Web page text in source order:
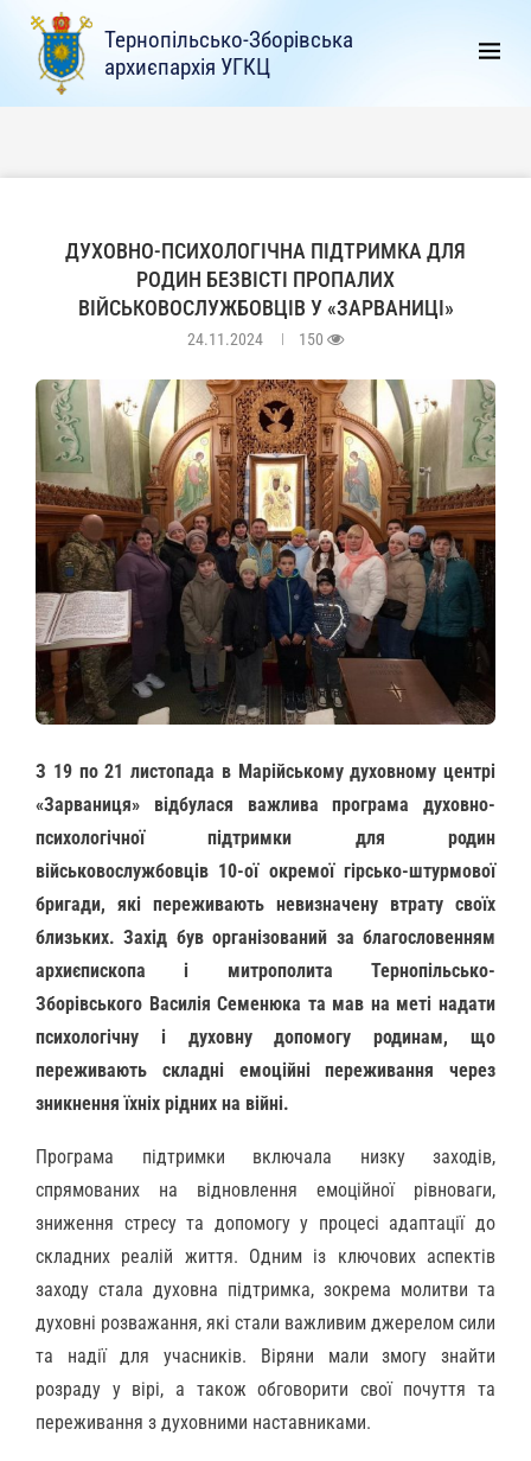
Тернопільсько-Зборівська
архиєпархія УГКЦ
ДУХОВНО-ПСИХОЛОГІЧНА ПІДТРИМКА ДЛЯ
РОДИН БЕЗВІСТІ ПРОПАЛИХ
ВІЙСЬКОВОСЛУЖБОВЦІВ У «ЗАРВАНИЦІ»
24.11.2024 150
З 19 по 21 листопада в Марійському духовному центрі
«Зарваниця» відбулася важлива програма духовно-
психологічної підтримки для родин
військовослужбовців 10-ої окремої гірсько-штурмової
бригади, які переживають невизначену втрату своїх
близьких. Захід був організований за благословенням
архиєпископа і митрополита Тернопільсько-
Зборівського Василія Семенюка та мав на меті надати
психологічну і духовну допомогу родинам, що
переживають складні емоційні переживання через
зникнення їхніх рідних на війні.
Програма підтримки включала низку заходів,
спрямованих на відновлення емоційної рівноваги,
зниження стресу та допомогу у процесі адаптації до
складних реалій життя. Одним із ключових аспектів
заходу стала духовна підтримка, зокрема молитви та
духовні розважання, які стали важливим джерелом сили
та надії для учасників. Віряни мали змогу знайти
розраду у вірі, а також обговорити свої почуття та
переживання з духовними наставниками.